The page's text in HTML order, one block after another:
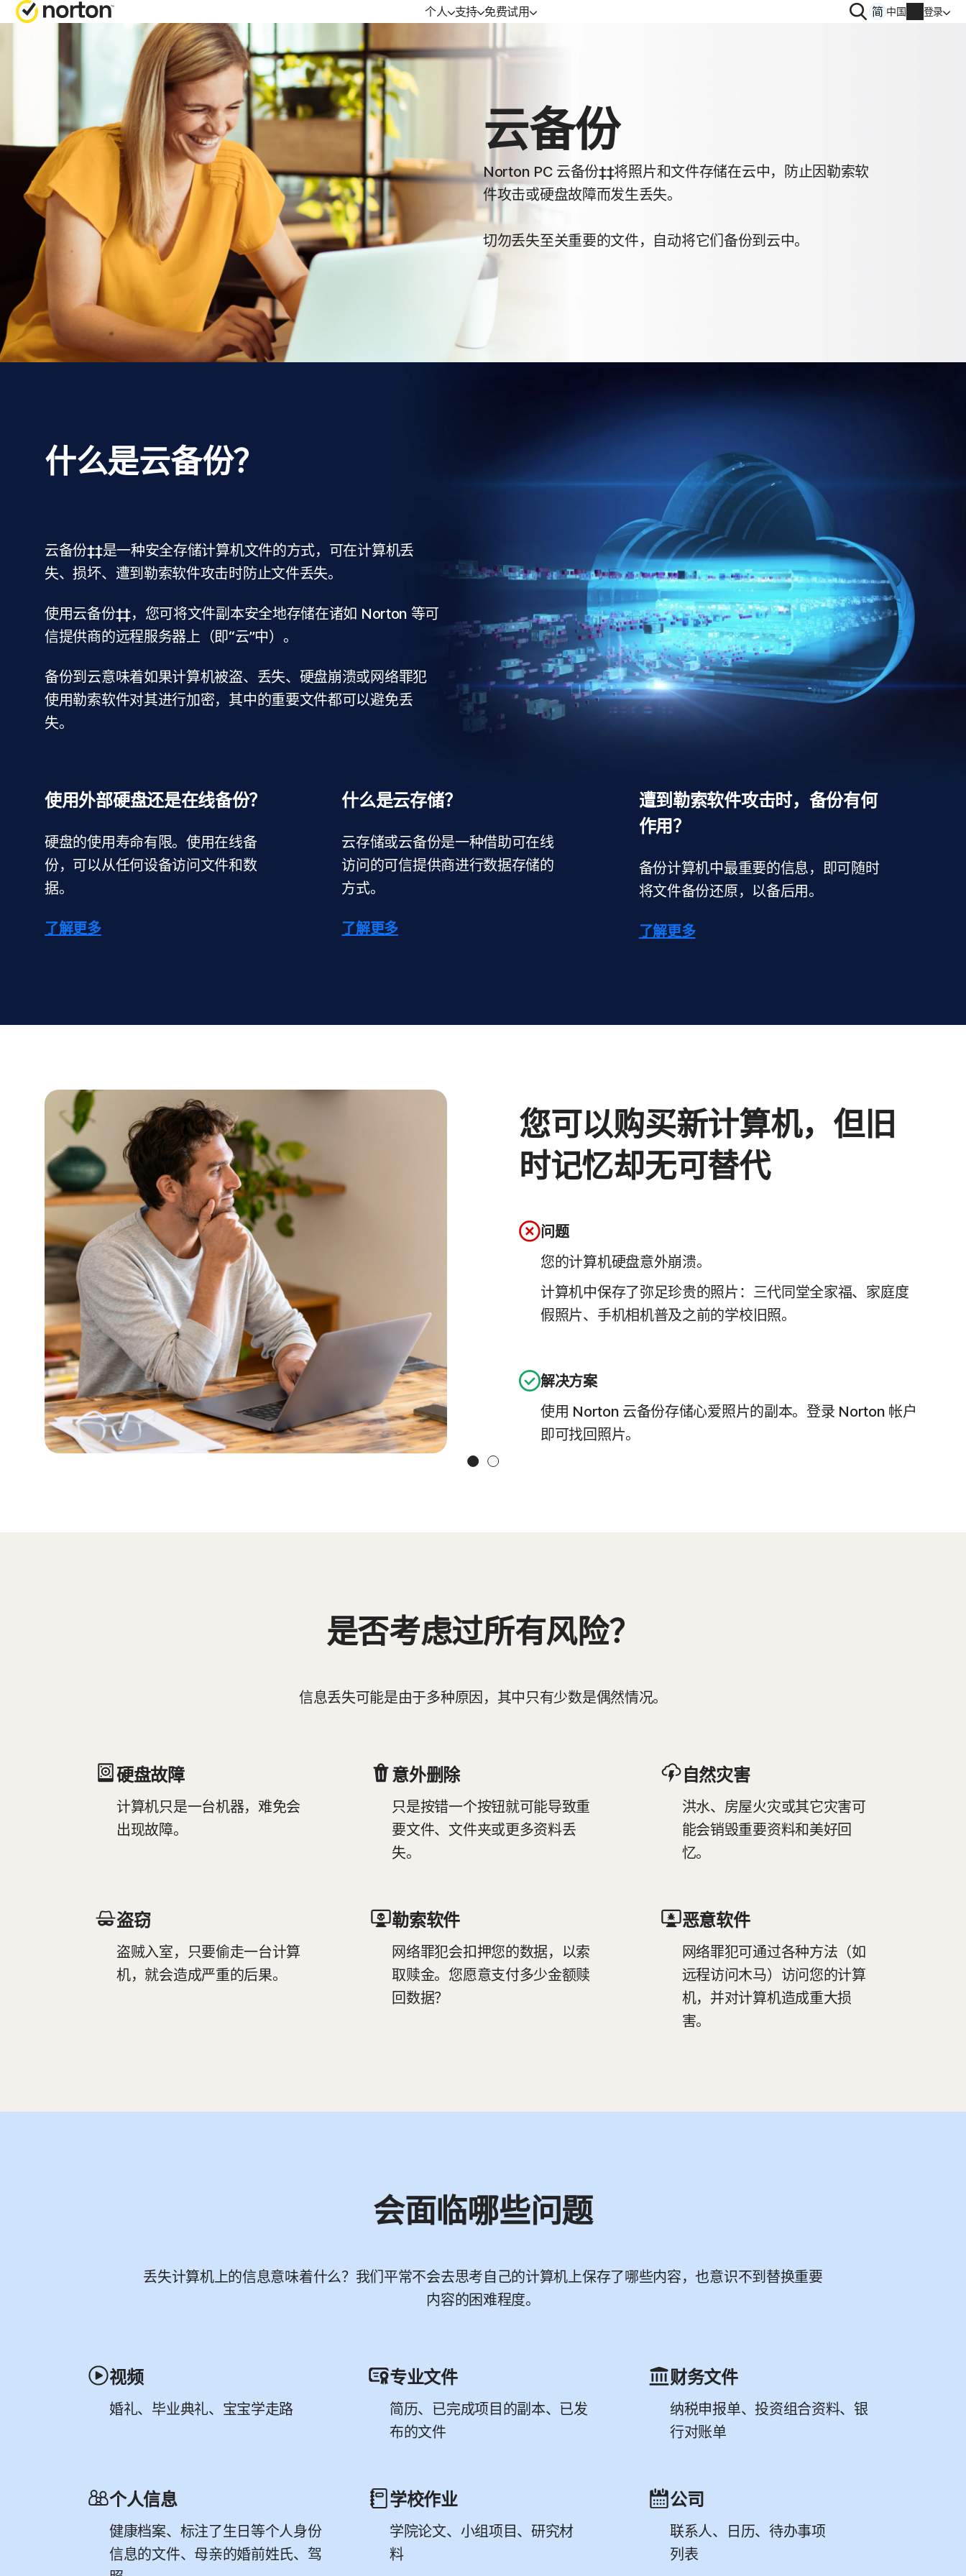
个人
多合一套餐
Norton 360 Premium | Norton 360
专业版
Norton 360 Deluxe | Norton 360 进
阶版
Norton 360 Standard | Norton 360
入门版
Norton 360 游戏玩家版
设备安全
AntiVirus 增强版
所有产品和服务
支持
获取帮助
客户支持
学习
免费试用
免费试用
索
中国 登录
云备份
Norton PC 云备份‡‡将照片和文件存储在云中，防止因勒索软
件攻击或硬盘故障而发生丢失。
切勿丢失至关重要的文件，自动将它们备份到云中。
什么是云备份？
云备份‡‡是一种安全存储计算机文件的方式，可在计算机丢
失、损坏、遭到勒索软件攻击时防止文件丢失。
使用云备份‡‡，您可将文件副本安全地存储在诸如 Norton 等可
信提供商的远程服务器上（即“云”中）。
备份到云意味着如果计算机被盗、丢失、硬盘崩溃或网络罪犯
使用勒索软件对其进行加密，其中的重要文件都可以避免丢
失。
使用外部硬盘还是在线备份？
硬盘的使用寿命有限。使用在线备
份，可以从任何设备访问文件和数
据。
了解更多
什么是云存储？
云存储或云备份是一种借助可在线
访问的可信提供商进行数据存储的
方式。
了解更多
遭到勒索软件攻击时，备份有何
作用？
备份计算机中最重要的信息，即可随时
将文件备份还原，以备后用。
了解更多
您可以购买新计算机，但旧
时记忆却无可替代
问题
您的计算机硬盘意外崩溃。
计算机中保存了弥足珍贵的照片：三代同堂全家福、家庭度
假照片、手机相机普及之前的学校旧照。
解决方案
使用 Norton 云备份存储心爱照片的副本。登录 Norton 帐户
即可找回照片。
Slide 1 Slide 2
是否考虑过所有风险？
信息丢失可能是由于多种原因，其中只有少数是偶然情况。
硬盘故障
计算机只是一台机器，难免会
出现故障。
意外删除
只是按错一个按钮就可能导致重
要文件、文件夹或更多资料丢
失。
自然灾害
洪水、房屋火灾或其它灾害可
能会销毁重要资料和美好回
忆。
盗窃
盗贼入室，只要偷走一台计算
机，就会造成严重的后果。
勒索软件
网络罪犯会扣押您的数据，以索
取赎金。您愿意支付多少金额赎
回数据？
恶意软件
网络罪犯可通过各种方法（如
远程访问木马）访问您的计算
机，并对计算机造成重大损
害。
会面临哪些问题
丢失计算机上的信息意味着什么？我们平常不会去思考自己的计算机上保存了哪些内容，也意识不到替换重要
内容的困难程度。
视频
婚礼、毕业典礼、宝宝学走路
专业文件
简历、已完成项目的副本、已发
布的文件
财务文件
纳税申报单、投资组合资料、银
行对账单
个人信息
健康档案、标注了生日等个人身份
信息的文件、母亲的婚前姓氏、驾
学校作业
学院论文、小组项目、研究材
料
公司
联系人、日历、待办事项
列表